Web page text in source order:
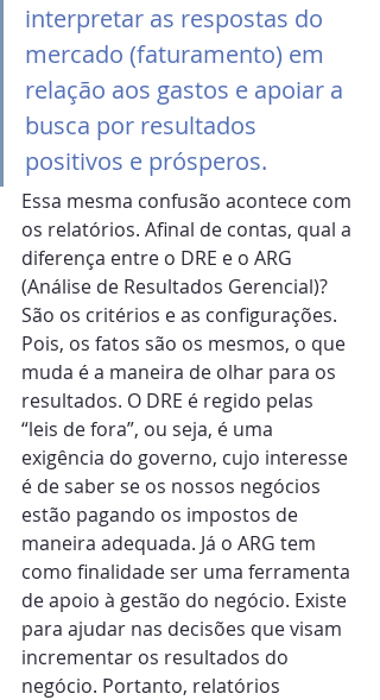
interpretar as respostas do
mercado (faturamento) em
relação aos gastos e apoiar a
busca por resultados
positivos e prósperos.
Essa mesma confusão acontece com
os relatórios. Afinal de contas, qual a
diferença entre o DRE e o ARG
(Análise de Resultados Gerencial)?
São os critérios e as configurações.
Pois, os fatos são os mesmos, o que
muda é a maneira de olhar para os
resultados. O DRE é regido pelas
“leis de fora”, ou seja, é uma
exigência do governo, cujo interesse
é de saber se os nossos negócios
estão pagando os impostos de
maneira adequada. Já o ARG tem
como finalidade ser uma ferramenta
de apoio à gestão do negócio. Existe
para ajudar nas decisões que visam
incrementar os resultados do
negócio. Portanto, relatórios